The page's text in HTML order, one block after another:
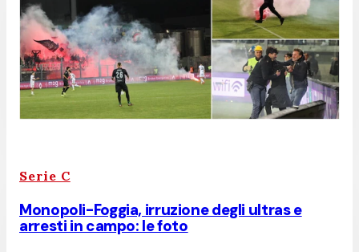
Serie C
Monopoli-Foggia, irruzione degli ultras e
arresti in campo: le foto